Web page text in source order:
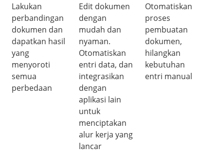
Lakukan
perbandingan
dokumen dan
dapatkan hasil
yang
menyoroti
semua
perbedaan
Edit dokumen
dengan
mudah dan
nyaman.
Otomatiskan
entri data, dan
integrasikan
dengan
aplikasi lain
untuk
menciptakan
alur kerja yang
lancar
Otomatiskan
proses
pembuatan
dokumen,
hilangkan
kebutuhan
entri manual